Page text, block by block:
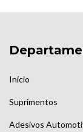
Início
Suprimentos
Adesivos